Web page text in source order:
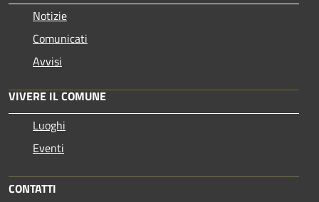
Notizie
Comunicati
Avvisi
VIVERE IL COMUNE
Luoghi
Eventi
CONTATTI